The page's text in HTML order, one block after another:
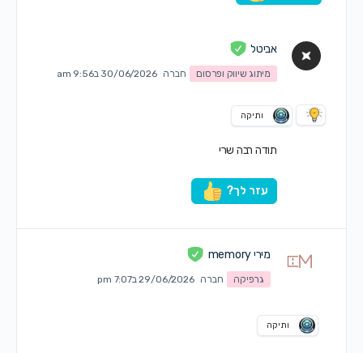
אביטל
מיתוג שיווק ופרסום חברה 30/06/2026 ב9:56 am
ותיקה
תודה רבה שרי
עזר לך?
מירי memory
גרפיקה חברה 29/06/2026 ב7:07 pm
ותיקה